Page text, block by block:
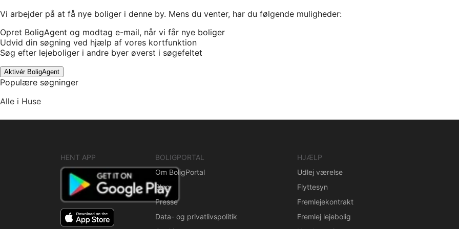
Vi arbejder på at få nye boliger i denne by. Mens du venter, har du følgende muligheder:
Opret BoligAgent og modtag e-mail, når vi får nye boliger
Udvid din søgning ved hjælp af vores kortfunktion
Søg efter lejeboliger i andre byer øverst i søgefeltet
Aktivér BoligAgent
Populære søgninger
Alle i Huse
HENT APP
BOLIGPORTAL
Om BoligPortal
Blog
Presse
Data- og privatlivspolitik
HJÆLP
Udlej værelse
Flyttesyn
Fremlejekontrakt
Fremlej lejebolig